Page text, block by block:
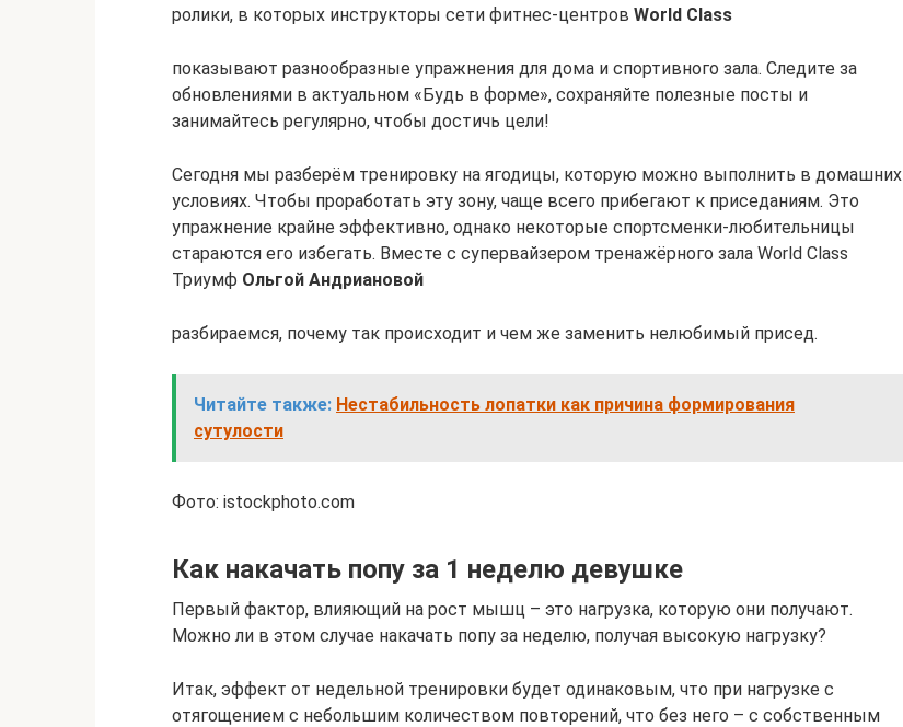
ролики, в которых инструкторы сети фитнес-центров World Class
показывают разнообразные упражнения для дома и спортивного зала. Следите за
обновлениями в актуальном «Будь в форме», сохраняйте полезные посты и
занимайтесь регулярно, чтобы достичь цели!
Сегодня мы разберём тренировку на ягодицы, которую можно выполнить в домашних
условиях. Чтобы проработать эту зону, чаще всего прибегают к приседаниям. Это
упражнение крайне эффективно, однако некоторые спортсменки-любительницы
стараются его избегать. Вместе с супервайзером тренажёрного зала World Class
Триумф Ольгой Андриановой
разбираемся, почему так происходит и чем же заменить нелюбимый присед.
Читайте также: Нестабильность лопатки как причина формирования
сутулости
Фото: istockphoto.com
Как накачать попу за 1 неделю девушке
Первый фактор, влияющий на рост мышц – это нагрузка, которую они получают.
Можно ли в этом случае накачать попу за неделю, получая высокую нагрузку?
Итак, эффект от недельной тренировки будет одинаковым, что при нагрузке с
отягощением с небольшим количеством повторений, что без него – с собственным